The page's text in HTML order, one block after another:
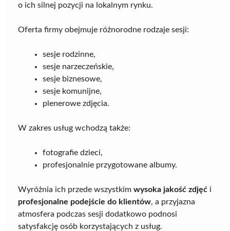
o ich silnej pozycji na lokalnym rynku.
Oferta firmy obejmuje różnorodne rodzaje sesji:
sesje rodzinne,
sesje narzeczeńskie,
sesje biznesowe,
sesje komunijne,
plenerowe zdjęcia.
W zakres usług wchodzą także:
fotografie dzieci,
profesjonalnie przygotowane albumy.
Wyróżnia ich przede wszystkim wysoka jakość zdjęć i
profesjonalne podejście do klientów, a przyjazna
atmosfera podczas sesji dodatkowo podnosi
satysfakcję osób korzystających z usług.